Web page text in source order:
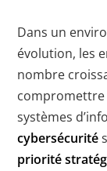
Dans un
évolution, les
nombre
compromettre
systèmes
cybersécurité
priorité